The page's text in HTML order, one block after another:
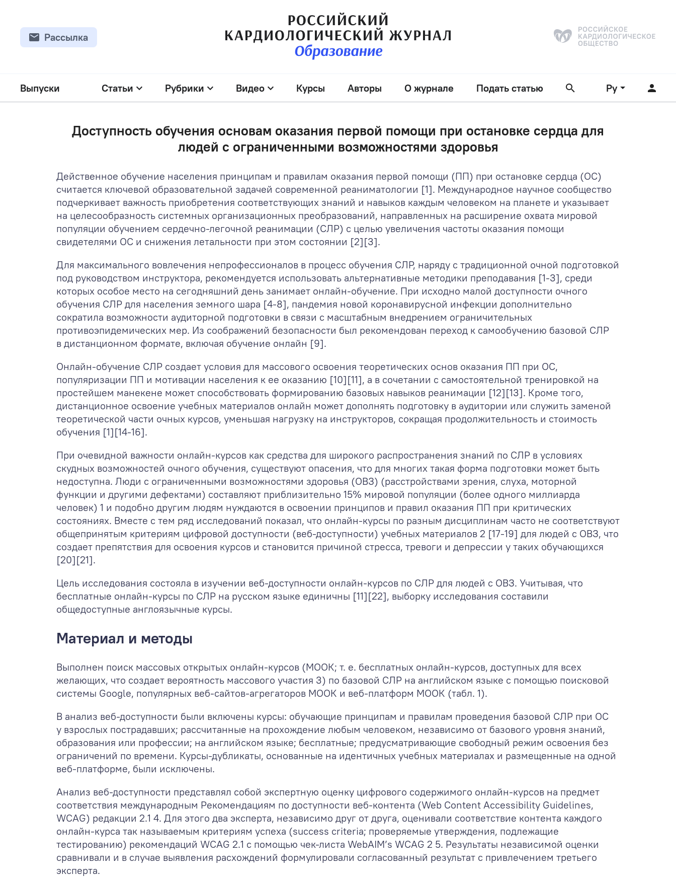
Рассылка
Выпуски Статьи Рубрики Видео Курсы Авторы О журнале Подать статью Ру
Доступность обучения основам оказания первой помощи при остановке сердца для
людей с ограниченными возможностями здоровья
Действенное обучение населения принципам и правилам оказания первой помощи (ПП) при остановке сердца (ОС)
считается ключевой образовательной задачей современной реаниматологии [1]. Международное научное сообщество
подчеркивает важность приобретения соответствующих знаний и навыков каждым человеком на планете и указывает
на целесообразность системных организационных преобразований, направленных на расширение охвата мировой
популяции обучением сердечно-легочной реанимации (СЛР) с целью увеличения частоты оказания помощи
свидетелями ОС и снижения летальности при этом состоянии [2][3].
Для максимального вовлечения непрофессионалов в процесс обучения СЛР, наряду с традиционной очной подготовкой
под руководством инструктора, рекомендуется использовать альтернативные методики преподавания [1-3], среди
которых особое место на сегодняшний день занимает онлайн-обучение. При исходно малой доступности очного
обучения СЛР для населения земного шара [4-8], пандемия новой коронавирусной инфекции дополнительно
сократила возможности аудиторной подготовки в связи с масштабным внедрением ограничительных
противоэпидемических мер. Из соображений безопасности был рекомендован переход к самообучению базовой СЛР
в дистанционном формате, включая обучение онлайн [9].
Онлайн-обучение СЛР создает условия для массового освоения теоретических основ оказания ПП при ОС,
популяризации ПП и мотивации населения к ее оказанию [10][11], а в сочетании с самостоятельной тренировкой на
простейшем манекене может способствовать формированию базовых навыков реанимации [12][13]. Кроме того,
дистанционное освоение учебных материалов онлайн может дополнять подготовку в аудитории или служить заменой
теоретической части очных курсов, уменьшая нагрузку на инструкторов, сокращая продолжительность и стоимость
обучения [1][14-16].
При очевидной важности онлайн-курсов как средства для широкого распространения знаний по СЛР в условиях
скудных возможностей очного обучения, существуют опасения, что для многих такая форма подготовки может быть
недоступна. Люди с ограниченными возможностями здоровья (ОВЗ) (расстройствами зрения, слуха, моторной
функции и другими дефектами) составляют приблизительно 15% мировой популяции (более одного миллиарда
человек) 1 и подобно другим людям нуждаются в освоении принципов и правил оказания ПП при критических
состояниях. Вместе с тем ряд исследований показал, что онлайн-курсы по разным дисциплинам часто не соответствуют
общепринятым критериям цифровой доступности (веб-доступности) учебных материалов 2 [17-19] для людей с ОВЗ, что
создает препятствия для освоения курсов и становится причиной стресса, тревоги и депрессии у таких обучающихся
[20][21].
Цель исследования состояла в изучении веб-доступности онлайн-курсов по СЛР для людей с ОВЗ. Учитывая, что
бесплатные онлайн-курсы по СЛР на русском языке единичны [11][22], выборку исследования составили
общедоступные англоязычные курсы.
Материал и методы
Выполнен поиск массовых открытых онлайн-курсов (МООК; т. е. бесплатных онлайн-курсов, доступных для всех
желающих, что создает вероятность массового участия 3) по базовой СЛР на английском языке с помощью поисковой
системы Google, популярных веб-сайтов-агрегаторов МООК и веб-платформ МООК (табл. 1).
В анализ веб-доступности были включены курсы: обучающие принципам и правилам проведения базовой СЛР при ОС
у взрослых пострадавших; рассчитанные на прохождение любым человеком, независимо от базового уровня знаний,
образования или профессии; на английском языке; бесплатные; предусматривающие свободный режим освоения без
ограничений по времени. Курсы-дубликаты, основанные на идентичных учебных материалах и размещенные на одной
веб-платформе, были исключены.
Анализ веб-доступности представлял собой экспертную оценку цифрового содержимого онлайн-курсов на предмет
соответствия международным Рекомендациям по доступности веб-контента (Web Content Accessibility Guidelines,
WCAG) редакции 2.1 4. Для этого два эксперта, независимо друг от друга, оценивали соответствие контента каждого
онлайн-курса так называемым критериям успеха (success criteria; проверяемые утверждения, подлежащие
тестированию) рекомендаций WCAG 2.1 с помощью чек-листа WebAIM’s WCAG 2 5. Результаты независимой оценки
сравнивали и в случае выявления расхождений формулировали согласованный результат с привлечением третьего
эксперта.